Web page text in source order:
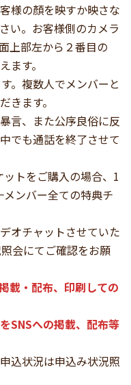
様の顏を映すか映さな
い。お客様側のカメラ
上部左から２番目の
ます。
。複数人でメンバーと
きます。
言、また公序良俗に反
でも通話を終了させて
トをご購入の場合、1
ンバー全ての特典チ
オチャットさせていた
会にてご確認をお願
載・配布、印刷しての
SNSへの掲載、配布等
込状況は申込み状況照